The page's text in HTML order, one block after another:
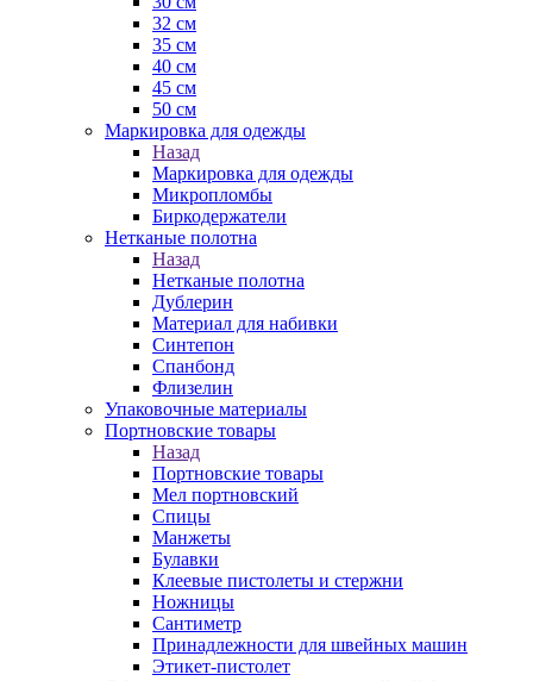
32 см
35 см
40 см
45 см
50 см
Маркировка для одежды
Назад
Маркировка для одежды
Микропломбы
Биркодержатели
Нетканые полотна
Назад
Нетканые полотна
Дублерин
Материал для набивки
Синтепон
Спанбонд
Флизелин
Упаковочные материалы
Портновские товары
Назад
Портновские товары
Мел портновский
Спицы
Манжеты
Булавки
Клеевые пистолеты и стержни
Ножницы
Сантиметр
Принадлежности для швейных машин
Этикет-пистолет